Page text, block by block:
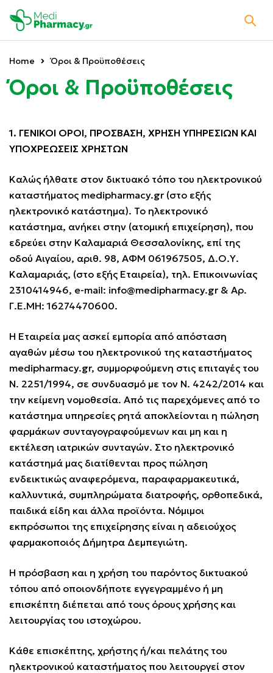
Home Όροι & Προϋποθέσεις
Όροι & Προϋποθέσεις
1. ΓΕΝΙΚΟΙ ΟΡΟΙ, ΠΡΟΣΒΑΣΗ, ΧΡΗΣΗ ΥΠΗΡΕΣΙΩΝ ΚΑΙ
ΥΠΟΧΡΕΩΣΕΙΣ ΧΡΗΣΤΩΝ
Καλώς ήλθατε στον δικτυακό τόπο του ηλεκτρονικού
καταστήματος medipharmacy.gr (στο εξής
ηλεκτρονικό κατάστημα). Το ηλεκτρονικό
κατάστημα, ανήκει στην (ατομική επιχείρηση), που
εδρεύει στην Καλαμαριά Θεσσαλονίκης, επί της
οδού Αιγαίου, αριθ. 98, ΑΦΜ 061967505, Δ.Ο.Υ.
Καλαμαριάς, (στο εξής Εταιρεία), τηλ. Επικοινωνίας
2310414946, e-mail: info@medipharmacy.gr & Αρ.
Γ.Ε.ΜΗ: 16274470600.
Η Εταιρεία μας ασκεί εμπορία από απόσταση
αγαθών μέσω του ηλεκτρονικού της καταστήματος
medipharmacy.gr, συμμορφούμενη στις επιταγές του
N. 2251/1994, σε συνδυασμό με τον Ν. 4242/2014 και
την κείμενη νομοθεσία. Από τις παρεχόμενες από το
κατάστημα υπηρεσίες ρητά αποκλείονται η πώληση
φαρμάκων συνταγογραφούμενων και μη και η
εκτέλεση ιατρικών συνταγών. Στο ηλεκτρονικό
κατάστημά μας διατίθενται προς πώληση
ενδεικτικώς αναφερόμενα, παραφαρμακευτικά,
καλλυντικά, συμπληρώματα διατροφής, ορθοπεδικά,
παιδικά είδη και άλλα προϊόντα. Νόμιμοι
εκπρόσωποι της επιχείρησης είναι η αδειούχος
φαρμακοποιός Δήμητρα Δεμπεγιώτη.
Η πρόσβαση και η χρήση του παρόντος δικτυακού
τόπου από οποιονδήποτε εγγεγραμμένο ή μη
επισκέπτη διέπεται από τους όρους χρήσης και
λειτουργίας του ιστοχώρου.
Κάθε επισκέπτης, χρήστης ή/και πελάτης του
ηλεκτρονικού καταστήματος που λειτουργεί στον